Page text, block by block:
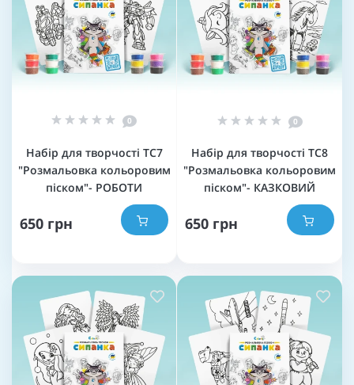
0
Набір для творчості TC7
"Розмальовка кольоровим
піском"- РОБОТИ
650 грн
0
Набір для творчості TC8
"Розмальовка кольоровим
піском"- КАЗКОВИЙ
650 грн